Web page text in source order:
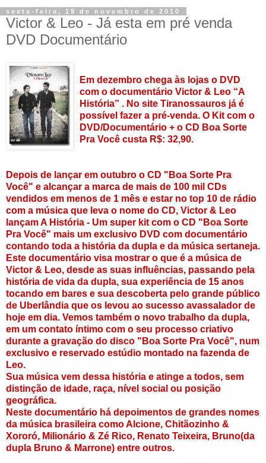
sexta-feira, 19 de novembro de 2010
Victor & Leo - Já esta em pré venda
DVD Documentário
Em dezembro chega às lojas o DVD
com o documentário Victor & Leo “A
História” . No site Tiranossauros já é
possível fazer a pré-venda. O Kit com o
DVD/Documentário + o CD Boa Sorte
Pra Você custa R$: 32,90.
Depois de lançar em outubro o CD "Boa Sorte Pra
Você" e alcançar a marca de mais de 100 mil CDs
vendidos em menos de 1 mês e estar no top 10 de rádio
com a música que leva o nome do CD, Victor & Leo
lançam A História - Um super kit com o CD "Boa Sorte
Pra Você" mais um exclusivo DVD com documentário
contando toda a história da dupla e da música sertaneja.
Este documentário visa mostrar o que é a música de
Victor & Leo, desde as suas influências, passando pela
história de vida da dupla, sua experiência de 15 anos
tocando em bares e sua descoberta pelo grande público
de Uberlândia que os levou ao sucesso avassalador de
hoje em dia. Vemos também o novo trabalho da dupla,
em um contato íntimo com o seu processo criativo
durante a gravação do disco "Boa Sorte Pra Você", num
exclusivo e reservado estúdio montado na fazenda de
Leo.
Sua música vem dessa história e atinge a todos, sem
distinção de idade, raça, nível social ou posição
geográfica.
Neste documentário há depoimentos de grandes nomes
da música brasileira como Alcione, Chitãozinho &
Xororó, Milionário & Zé Rico, Renato Teixeira, Bruno(da
dupla Bruno & Marrone) entre outros.